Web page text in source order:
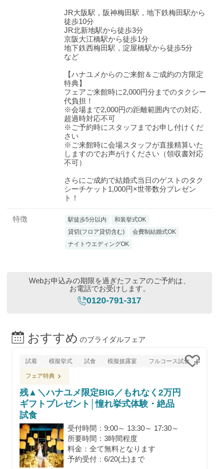
JR大阪駅，阪神梅田駅，地下鉄梅田駅から
徒歩10分
JR北新地駅から徒歩3分
京阪大江橋駅から徒歩1分
地下鉄西梅田駅，淀屋橋駅から徒歩5分
など
【ハナユメからのご来館＆ご成約の方限定
特典】
フェアご来館時に2,000円分までのタクシー
代負担！
※会場まで2,000円の距離範囲内での対応、
超過時対応不可
※ご予約時にスタッフまでお申し付けくだ
さい
※ご来館時に会場スタッフが直接精算いた
しますのでお声がけください（領収書対応
不可）
さらにご成約で結婚式当日のゲストのタク
シーチケット1,000円×世帯数分プレゼン
ト！
特徴 駅徒歩5分以内
和装挙式OK
貸切(フロア貸切含む)
会費制結婚式OK
ナイトウエディングOK
Webお申込みの期限を過ぎたフェアのご予約は、
お電話でお受けします。
0120-791-317
おすすめ のブライダルフェア
試着 模擬挙式 試食 模擬披露宴 フルコース試食
フェア特典
残▲＼ハナユメ限定BIG／もれなく2万円
ギフトプレゼント│憧れ挙式体験・絶品
試食
受付時間：9:00～ 13:30～ 17:30～
所要時間：3時間程度
料金：全て無料となります
予約受付：6/20(土)まで